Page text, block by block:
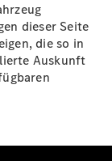
dieser Seite
die so in
Auskunft